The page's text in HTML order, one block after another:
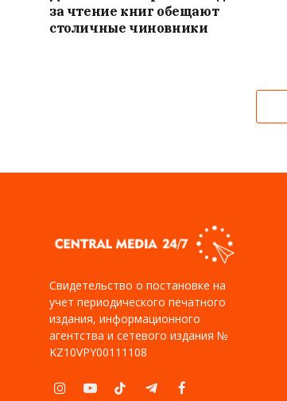
за чтение книг обещают
столичные чиновники
Свидетельство о постановке на
учет периодического печатного
издания, информационного
агентства и сетевого издания №
KZ10VPY00111108
InstagramYouTubeTikTokTelegramFacebook